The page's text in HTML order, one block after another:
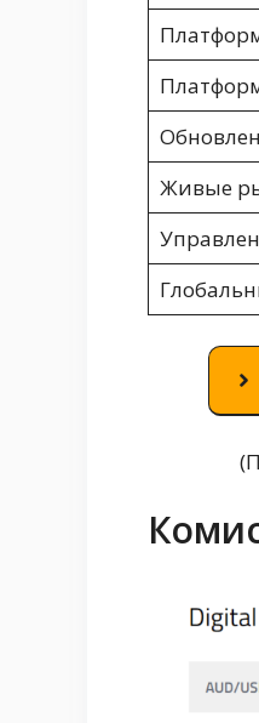
Живые